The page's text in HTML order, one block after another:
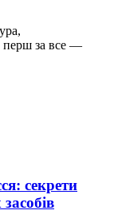
перш за все —
секрети